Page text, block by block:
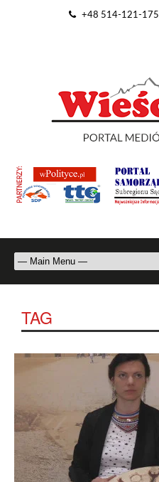
+48 514-121-175
TAG